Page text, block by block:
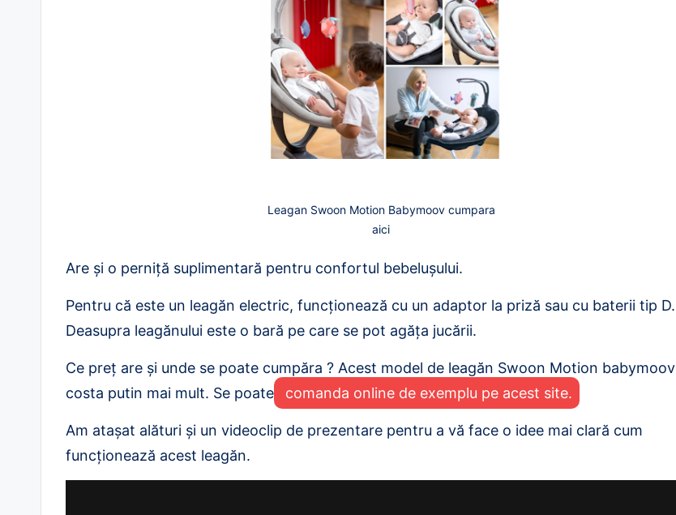
Leagan Swoon Motion Babymoov cumpara
aici
Are și o perniță suplimentară pentru confortul bebelușului.
Pentru că este un leagăn electric, funcționează cu un adaptor la priză sau cu baterii tip D.
Deasupra leagănului este o bară pe care se pot agăța jucării.
Ce preț are și unde se poate cumpăra ? Acest model de leagăn Swoon Motion babymoov
costa putin mai mult. Se poate
comanda online de exemplu pe acest site.
Am atașat alături și un videoclip de prezentare pentru a vă face o idee mai clară cum
funcționează acest leagăn.